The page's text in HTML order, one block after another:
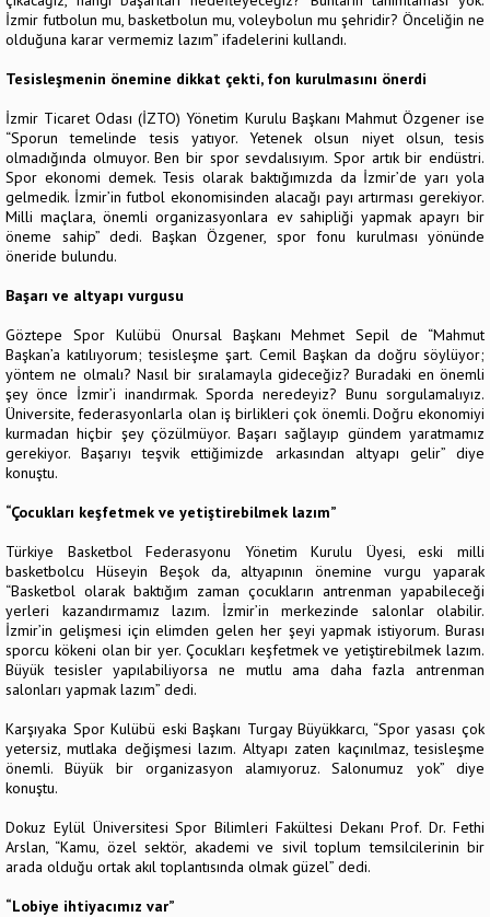
İzmir futbolun mu, basketbolun mu, voleybolun mu şehridir? Önceliğin ne
olduğuna karar vermemiz lazım” ifadelerini kullandı.
Tesisleşmenin önemine dikkat çekti, fon kurulmasını önerdi
İzmir Ticaret Odası (İZTO) Yönetim Kurulu Başkanı Mahmut Özgener ise
“Sporun temelinde tesis yatıyor. Yetenek olsun niyet olsun, tesis
olmadığında olmuyor. Ben bir spor sevdalısıyım. Spor artık bir endüstri.
Spor ekonomi demek. Tesis olarak baktığımızda da İzmir’de yarı yola
gelmedik. İzmir’in futbol ekonomisinden alacağı payı artırması gerekiyor.
Milli maçlara, önemli organizasyonlara ev sahipliği yapmak apayrı bir
öneme sahip” dedi. Başkan Özgener, spor fonu kurulması yönünde
öneride bulundu.
Başarı ve altyapı vurgusu
Göztepe Spor Kulübü Onursal Başkanı Mehmet Sepil de “Mahmut
Başkan’a katılıyorum; tesisleşme şart. Cemil Başkan da doğru söylüyor;
yöntem ne olmalı? Nasıl bir sıralamayla gideceğiz? Buradaki en önemli
şey önce İzmir’i inandırmak. Sporda neredeyiz? Bunu sorgulamalıyız.
Üniversite, federasyonlarla olan iş birlikleri çok önemli. Doğru ekonomiyi
kurmadan hiçbir şey çözülmüyor. Başarı sağlayıp gündem yaratmamız
gerekiyor. Başarıyı teşvik ettiğimizde arkasından altyapı gelir” diye
konuştu.
“Çocukları keşfetmek ve yetiştirebilmek lazım”
Türkiye Basketbol Federasyonu Yönetim Kurulu Üyesi, eski milli
basketbolcu Hüseyin Beşok da, altyapının önemine vurgu yaparak
“Basketbol olarak baktığım zaman çocukların antrenman yapabileceği
yerleri kazandırmamız lazım. İzmir’in merkezinde salonlar olabilir.
İzmir’in gelişmesi için elimden gelen her şeyi yapmak istiyorum. Burası
sporcu kökeni olan bir yer. Çocukları keşfetmek ve yetiştirebilmek lazım.
Büyük tesisler yapılabiliyorsa ne mutlu ama daha fazla antrenman
salonları yapmak lazım” dedi.
Karşıyaka Spor Kulübü eski Başkanı Turgay Büyükkarcı, “Spor yasası çok
yetersiz, mutlaka değişmesi lazım. Altyapı zaten kaçınılmaz, tesisleşme
önemli. Büyük bir organizasyon alamıyoruz. Salonumuz yok” diye
konuştu.
Dokuz Eylül Üniversitesi Spor Bilimleri Fakültesi Dekanı Prof. Dr. Fethi
Arslan, “Kamu, özel sektör, akademi ve sivil toplum temsilcilerinin bir
arada olduğu ortak akıl toplantısında olmak güzel” dedi.
“Lobiye ihtiyacımız var”